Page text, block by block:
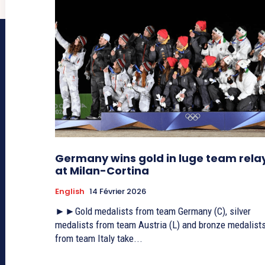
Germany wins gold in luge team
at Milan-Cortina
English 14 Février 2026
►►Gold medalists from team Germany (C), silver
medalists from team Austria (L) and bronze
from team Italy take...